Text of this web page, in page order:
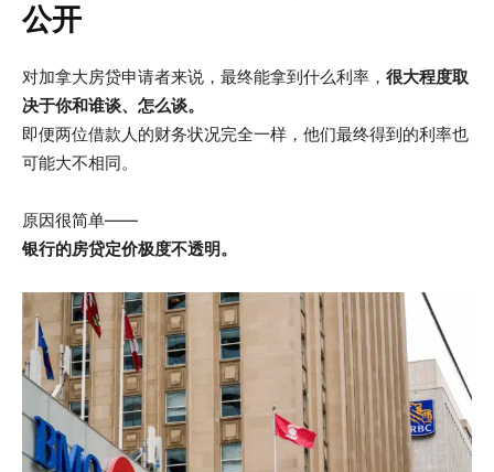
公开
对加拿大房贷申请者来说，最终能拿到什么利率， 很大程度取
决于你和谁谈、怎么谈。
即便两位借款人的财务状况完全一样，他们最终得到的利率也
可能大不相同。
原因很简单——
银行的房贷定价极度不透明。